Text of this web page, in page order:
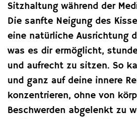
Sitzhaltung während der
Die sanfte Neigung des
eine natürliche Ausrichtung
was es dir ermöglicht,
und aufrecht zu sitzen. So
und ganz auf deine innere
konzentrieren, ohne von
Beschwerden abgelenkt zu